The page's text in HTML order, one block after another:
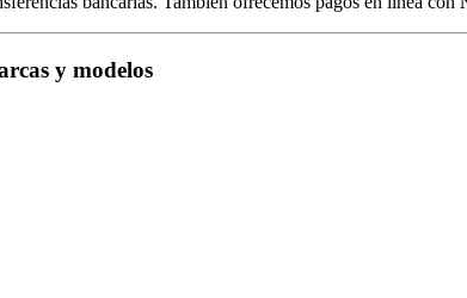
y modelos